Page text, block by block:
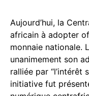
Aujourd’hui, la
africain à adopter
monnaie nationale.
unanimement son
ralliée par “l’intérêt
initiative fut